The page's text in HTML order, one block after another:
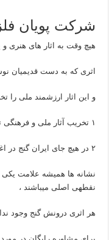
شرکت پویان
هیچ وقت به اثار های هنری و
اثری که به دست قدیمیان
و این اثار ارزشمند ملی را
۱ تخریب آثار ملی و فرهنگی تاریخ ایران عزیزمان،
۲ در هیچ جای ایران گنج در اغوش اثر قرار داده نشده است،
نشانه ها همیشه علامت یکی
نقطهی اصلی میباشند ،
هر اثری درونش گنج وجود